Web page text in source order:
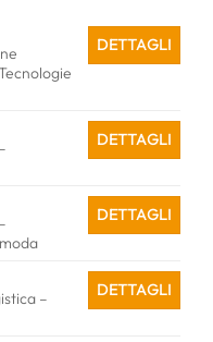
DETTAGLI
DETTAGLI
DETTAGLI
–
DETTAGLI